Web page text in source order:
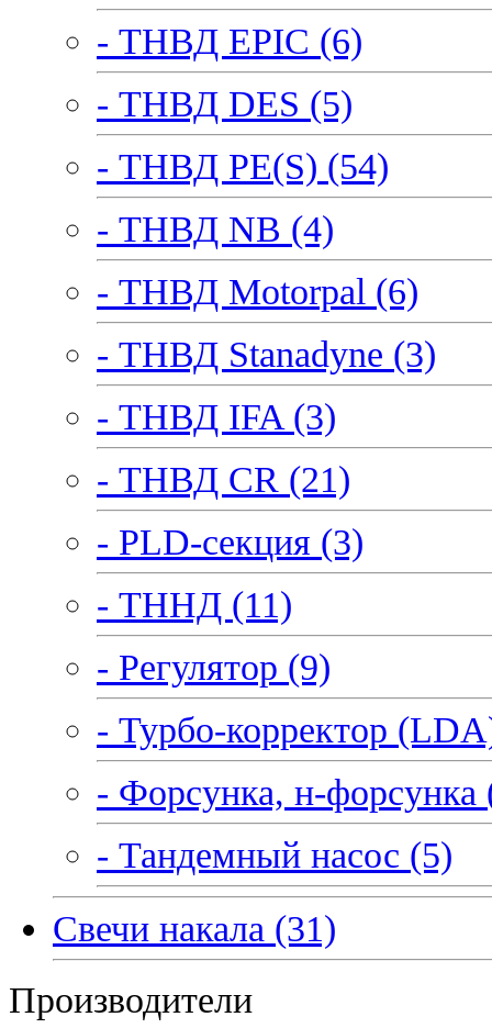
- ТНВД EPIC (6)
- ТНВД DES (5)
- ТНВД PE(S) (54)
- ТНВД NB (4)
- ТНВД Motorpal (6)
- ТНВД Stanadyne (3)
- ТНВД IFA (3)
- ТНВД CR (21)
- PLD-секция (3)
- ТННД (11)
- Регулятор (9)
- Турбо-корректор
- Форсунка, н-форсунка
- Тандемный насос (5)
Свечи накала (31)
Производители